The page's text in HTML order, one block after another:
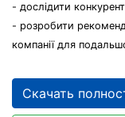
- дослідити
- розробити
компанії для
Скачать